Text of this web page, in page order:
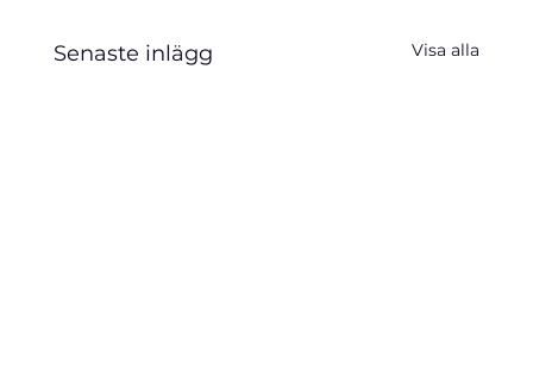
Senaste inlägg Visa alla